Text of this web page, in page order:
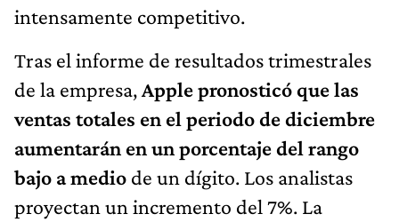
intensamente competitivo.
Tras el informe de resultados trimestrales
de la empresa,Apple pronosticó que las
ventas totales en el periodo de diciembre
aumentarán en un porcentaje del rango
bajo a medio de un dígito. Los analistas
proyectan un incremento del 7%. La